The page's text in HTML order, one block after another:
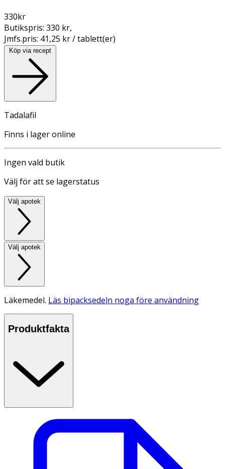
330kr
Butikspris: 330 kr,
Jmfs.pris: 41,25 kr / tablett(er)
Köp via recept
Tadalafil
Finns i lager online
Ingen vald butik
Välj för att se lagerstatus
Välj apotek
Välj apotek
Läkemedel. Läs bipacksedeln noga före användning
Produktfakta